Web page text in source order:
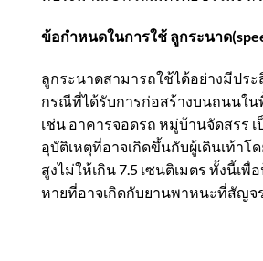
ข้อกําหนดในการใช้ ลูกระนาด
ลูกระนาดสามารถใช้ได้อย่างมีปร
กรณีที่ได้รับการก่อสร้างบนถนนใ
เช่น อาคารจอดรถ หมู่บ้านจัดสรร
อุบัติเหตุที่อาจเกิดขึ้นกับผู้เดินเท้าโ
สูงไม่ให้เกิน 7.5 เซนติเมตร ทั้งนี้เพื่
หายที่อาจเกิดกับยานพาหนะที่สัญจ